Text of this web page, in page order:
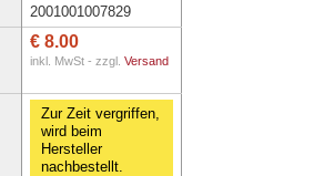
2001001007829
€ 8.00
inkl. MwSt - zzgl. Versand
Zur Zeit vergriffen,
wird beim
Hersteller
nachbestellt.